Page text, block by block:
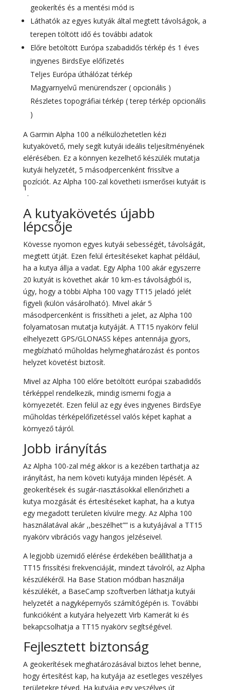
geokerítés és a mentési mód is
Láthatók az egyes kutyák által megtett távolságok, a
terepen töltött idő és további adatok
Előre betöltött Európa szabadidős térkép és 1 éves
ingyenes BirdsEye előfizetés
Teljes Európa úthálózat térkép
Magyarnyelvű menürendszer ( opcionális )
Részletes topográfiai térkép ( terep térkép opcionális
)
A Garmin Alpha 100 a nélkülözhetetlen kézi
kutyakövető, mely segít kutyái ideális teljesítményének
elérésében. Ez a könnyen kezelhető készülék mutatja
kutyái helyzetét, 5 másodpercenként frissítve a
pozíciót. Az Alpha 100-zal követheti ismerősei kutyáit is
1
.
A kutyakövetés újabb
lépcsője
Kövesse nyomon egyes kutyái sebességét, távolságát,
megtett útját. Ezen felül értesítéseket kaphat például,
ha a kutya állja a vadat. Egy Alpha 100 akár egyszerre
20 kutyát is követhet akár 10 km-es távolságból is,
úgy, hogy a többi Alpha 100 vagy TT15 jeladó jelét
figyeli (külön vásárolható). Mivel akár 5
másodpercenként is frissítheti a jelet, az Alpha 100
folyamatosan mutatja kutyáját. A TT15 nyakörv felül
elhelyezett GPS/GLONASS képes antennája gyors,
megbízható műholdas helymeghatározást és pontos
helyzet követést biztosít.
Mivel az Alpha 100 előre betöltött európai szabadidős
térképpel rendelkezik, mindig ismerni fogja a
környezetét. Ezen felül az egy éves ingyenes BirdsEye
műholdas térképelőfizetéssel valós képet kaphat a
környező tájról.
Jobb irányítás
Az Alpha 100-zal még akkor is a kezében tarthatja az
irányítást, ha nem követi kutyája minden lépését. A
geokerítések és sugár-riasztásokkal ellenőrizheti a
kutya mozgását és értesítéseket kaphat, ha a kutya
egy megadott területen kívülre megy. Az Alpha 100
használatával akár ,,beszélhet”” is a kutyájával a TT15
nyakörv vibrációs vagy hangos jelzéseivel.
A legjobb üzemidő elérése érdekében beállíthatja a
TT15 frissítési frekvenciáját, mindezt távolról, az Alpha
készülékéről. Ha Base Station módban használja
készülékét, a BaseCamp szoftverben láthatja kutyái
helyzetét a nagyképernyős számítógépén is. További
funkcióként a kutyára helyezett Virb Kamerát ki és
bekapcsolhatja a TT15 nyakörv segítségével.
Fejlesztett biztonság
A geokerítések meghatározásával biztos lehet benne,
hogy értesítést kap, ha kutyája az esetleges veszélyes
területekre téved. Ha kutyája egy veszélyes út